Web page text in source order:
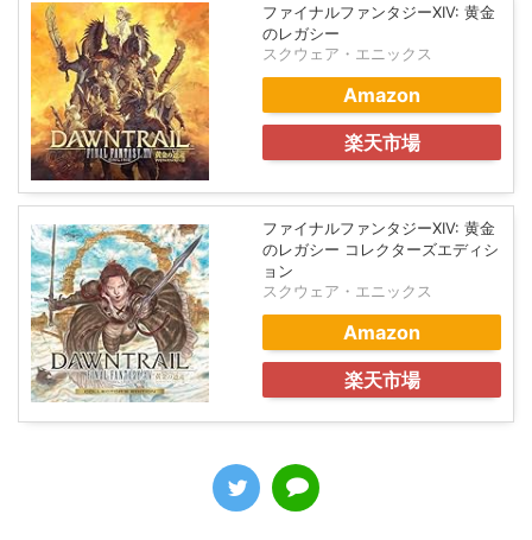
ファイナルファンタジーXIV: 黄金
のレガシー
スクウェア・エニックス
Amazon
楽天市場
ファイナルファンタジーXIV: 黄金
のレガシー コレクターズエディシ
ョン
スクウェア・エニックス
Amazon
楽天市場